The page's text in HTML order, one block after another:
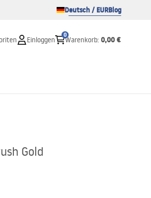
Deutsch / EURBlog
Einloggen
0
Warenkorb: 0,00 €
Gold